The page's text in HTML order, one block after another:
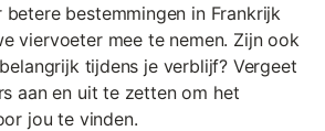
bestemmingen in Frankrijk
viervoeter mee te nemen. Zijn ook
tijdens je verblijf? Vergeet
aan en uit te zetten om het
jou te vinden.